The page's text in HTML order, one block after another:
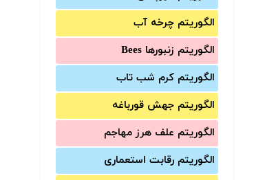
الگوریتم چرخه آب
الگوریتم زنبورها Bees
الگوریتم کرم شب تاب
الگوریتم جهش قورباغه
الگوریتم علف هرز مهاجم
الگوریتم رقابت استعماری